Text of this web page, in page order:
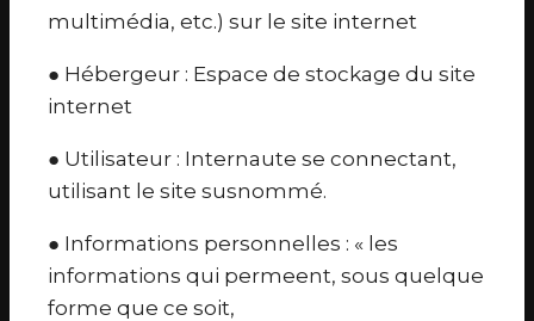
multimédia, etc.) sur le site internet
● Hébergeur : Espace de stockage du site
internet
● Utilisateur : Internaute se connectant,
utilisant le site susnommé.
● Informations personnelles : « les
informations qui permeent, sous quelque
forme que ce soit,